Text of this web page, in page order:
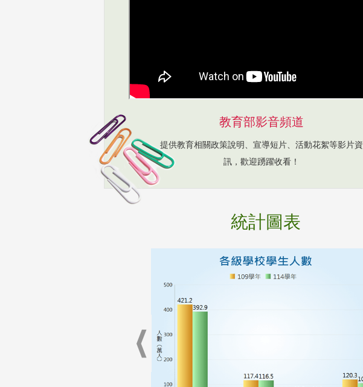
教育部影音頻道
提供教育相關政策說明、宣導短片、活動花絮等影片資
訊，歡迎踴躍收看！
統計圖表